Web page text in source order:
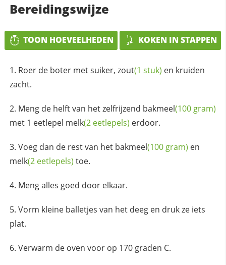
Bereidingswijze
TOON HOEVEELHEDEN KOKEN IN STAPPEN
Roer de boter met suiker, zout(1 stuk) en kruiden
zacht.
Meng de helft van het zelfrijzend bakmeel(100 gram)
met 1 eetlepel melk(2 eetlepels) erdoor.
Voeg dan de rest van het bakmeel(100 gram) en
melk(2 eetlepels) toe.
Meng alles goed door elkaar.
Vorm kleine balletjes van het deeg en druk ze iets
plat.
Verwarm de oven voor op 170 graden C.